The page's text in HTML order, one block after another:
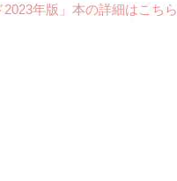
年版」本の詳細はこちら